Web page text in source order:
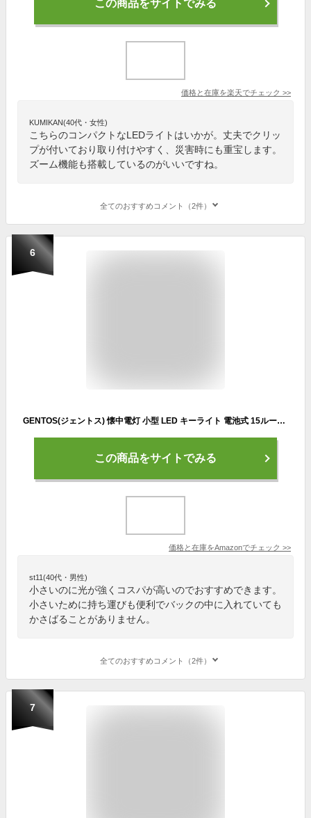
この商品をサイトでみる
価格と在庫を楽天でチェック >>
KUMIKAN(40代・女性)
こちらのコンパクトなLEDライトはいかが。丈夫でクリッ
プが付いており取り付けやすく、災害時にも重宝します。
ズーム機能も搭載しているのがいいですね。
全てのおすすめコメント（2件）
6
GENTOS(ジェントス) 懐中電灯 小型 LED キーライト 電池式 15ルーメン SK-10G ハンディライト フラッシュライト
この商品をサイトでみる
価格と在庫をAmazonでチェック >>
st11(40代・男性)
小さいのに光が強くコスパが高いのでおすすめできます。
小さいために持ち運びも便利でバックの中に入れていても
かさばることがありません。
全てのおすすめコメント（2件）
7